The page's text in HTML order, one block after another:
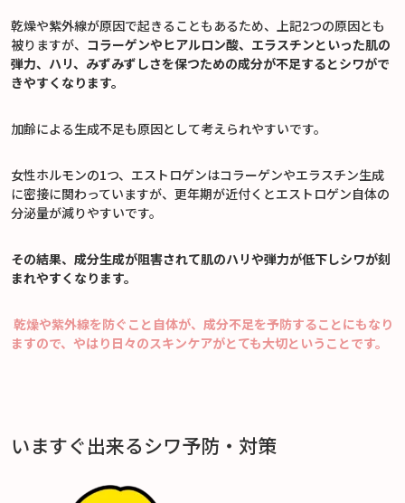
乾燥や紫外線が原因で起きることもあるため、上記2つの原因とも
被りますが、 コラーゲンやヒアルロン酸、エラスチンといった肌の
弾力、ハリ、みずみずしさを保つための成分が不足するとシワがで
きやすくなります。
加齢による生成不足も原因として考えられやすいです。
女性ホルモンの1つ、エストロゲンはコラーゲンやエラスチン生成
に密接に関わっていますが、更年期が近付くとエストロゲン自体の
分泌量が減りやすいです。
その結果、成分生成が阻害されて肌のハリや弾力が低下しシワが刻
まれやすくなります。
乾燥や紫外線を防ぐこと自体が、成分不足を予防することにもなり
ますので、やはり日々のスキンケアがとても大切ということです。
いますぐ出来るシワ予防・対策